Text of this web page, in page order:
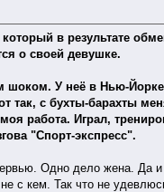
в результате
о своей девушке.
шоком. У неё в Нью-
с бухты-барахты
работа. Играл,
"Спорт-экспресс".
Одно дело жена.
с кем. Так что не